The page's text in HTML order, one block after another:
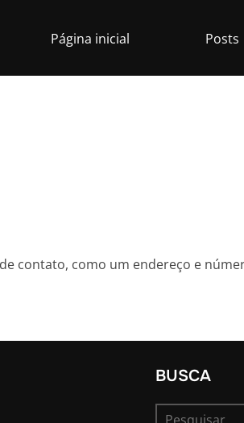
Página inicial Posts
contato, como um endereço e
BUSCA
Pesquisar